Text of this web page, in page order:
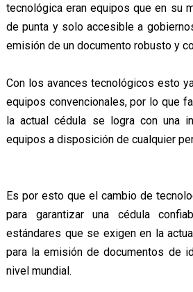
tecnológica eran equipos que en su
de punta y solo accesible a
emisión de un documento robusto y
Con los avances tecnológicos esto
equipos convencionales, por lo que
la actual cédula se logra con una
equipos a disposición de cualquier
Es por esto que el cambio de
para garantizar una cédula
estándares que se exigen en la
para la emisión de documentos de
nivel mundial.